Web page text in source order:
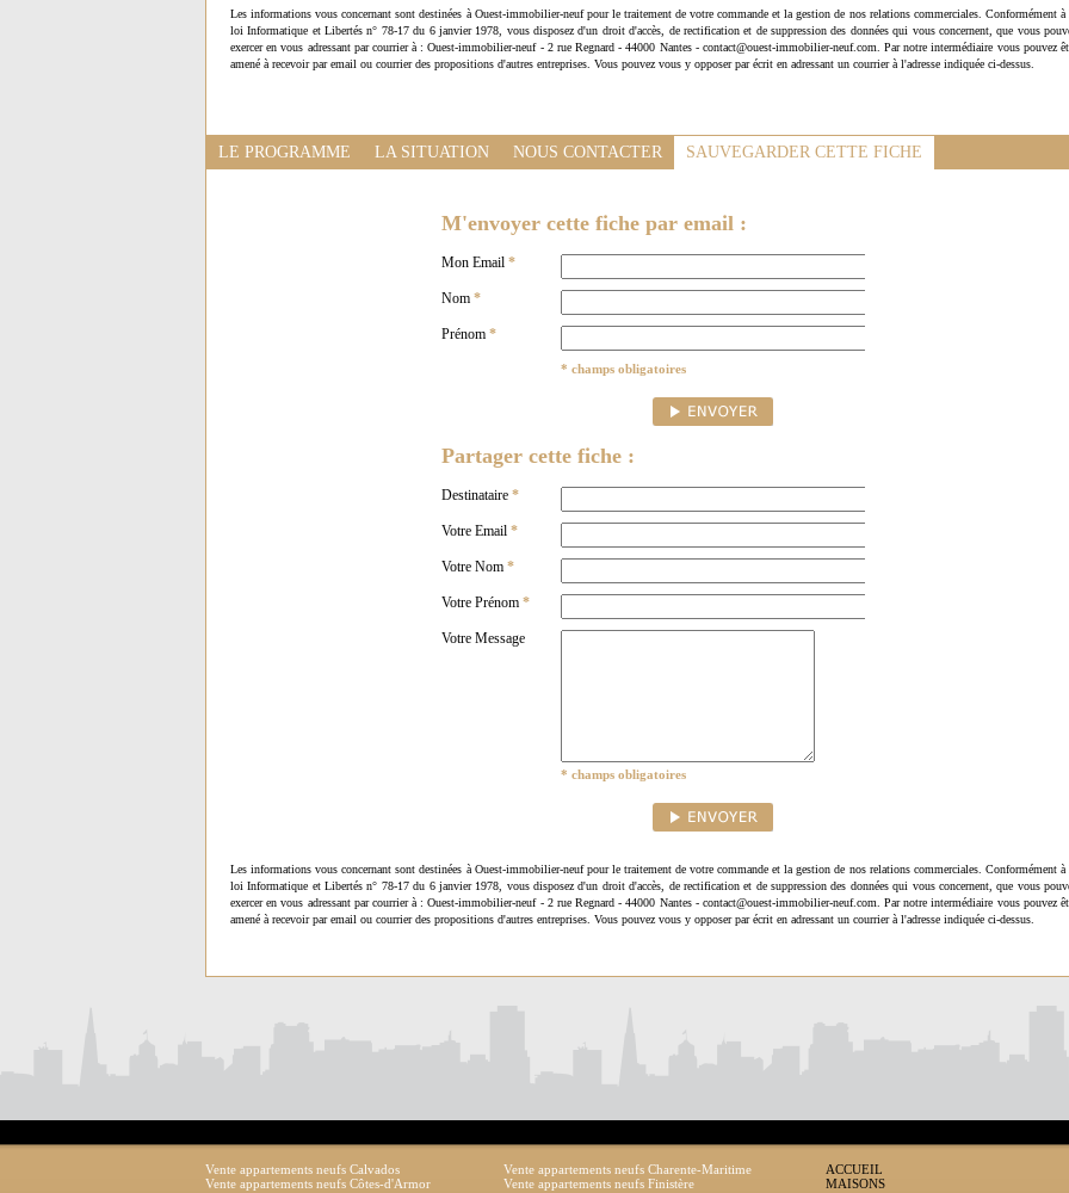
Les informations vous concernant sont destinées à Ouest-immobilier-neuf pour le traitement de votre commande et la gestion de nos relations commerciales. Conformément à
loi Informatique et Libertés n° 78-17 du 6 janvier 1978, vous disposez d'un droit d'accès, de rectification et de suppression des données qui vous concernent, que vous
exercer en vous adressant par courrier à : Ouest-immobilier-neuf - 2 rue Regnard - 44000 Nantes - contact@ouest-immobilier-neuf.com. Par notre intermédiaire vous pouvez
amené à recevoir par email ou courrier des propositions d'autres entreprises. Vous pouvez vous y opposer par écrit en adressant un courrier à l'adresse indiquée ci-dessus.
LE PROGRAMME LA SITUATION NOUS CONTACTER SAUVEGARDER CETTE FICHE
M'envoyer cette fiche par email :
Mon Email *
Nom *
Prénom *
* champs obligatoires
Partager cette fiche :
Destinataire *
Votre Email *
Votre Nom *
Votre Prénom *
Votre Message
* champs obligatoires
Les informations vous concernant sont destinées à Ouest-immobilier-neuf pour le traitement de votre commande et la gestion de nos relations commerciales. Conformément à
loi Informatique et Libertés n° 78-17 du 6 janvier 1978, vous disposez d'un droit d'accès, de rectification et de suppression des données qui vous concernent, que vous
exercer en vous adressant par courrier à : Ouest-immobilier-neuf - 2 rue Regnard - 44000 Nantes - contact@ouest-immobilier-neuf.com. Par notre intermédiaire vous pouvez
amené à recevoir par email ou courrier des propositions d'autres entreprises. Vous pouvez vous y opposer par écrit en adressant un courrier à l'adresse indiquée ci-dessus.
Vente appartements neufs Calvados
Vente appartements neufs Charente-Maritime
Vente appartements neufs Côtes-d'Armor
Vente appartements neufs Finistère
ACCUEIL
MAISONS